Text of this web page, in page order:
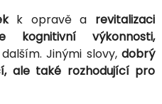
k opravě a revitalizaci
kognitivní výkonnosti,
Jinými slovy, dobrý
ale také rozhodující pro